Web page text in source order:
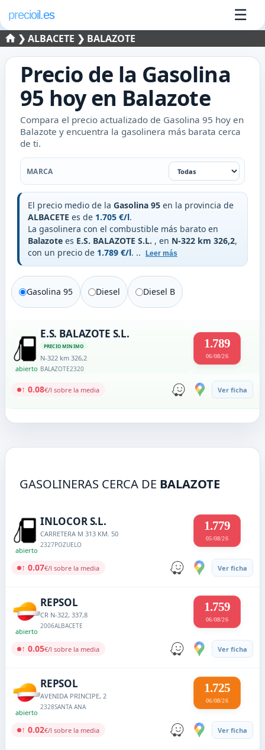
precioil.es ☰
❯ALBACETE ❯ BALAZOTE
Precio de la Gasolina
95 hoy en Balazote
Compara el precio actualizado de Gasolina 95 hoy en
Balazote y encuentra la gasolinera más barata cerca
de ti.
Filtrar por marca
MARCA
El precio medio de la Gasolina 95 en la provincia de
ALBACETE es de 1.705 €/l.
La gasolinera con el combustible más barato en
Balazote es E.S. BALAZOTE S.L. , en N-322 km 326,2,
con un precio de 1.789 €/l. .. Leer más
Gasolina 95 Diesel Diesel B
abierto
E.S. BALAZOTE S.L.
PRECIO MINIMO
N-322 km 326,2
BALAZOTE2320
1.789
06/08/26
↑ 0.08€/l sobre la media Ver ficha
GASOLINERAS CERCA DE BALAZOTE
abierto
INLOCOR S.L.
CARRETERA M 313 KM. 50
2327POZUELO
1.779
05/08/26
↑ 0.07€/l sobre la media Ver ficha
abierto
REPSOL
CR N-322, 337,8
2006ALBACETE
1.759
06/08/26
↑ 0.05€/l sobre la media Ver ficha
abierto
REPSOL
AVENIDA PRINCIPE, 2
2328SANTA ANA
1.725
06/08/26
↑ 0.02€/l sobre la media Ver ficha